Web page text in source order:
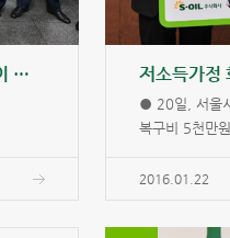
영등포 쪽방촌서 10년째 ‘설맞이 사랑의 떡국나눔’
● 20일, 서울
복구비 5천만
2016.01.22